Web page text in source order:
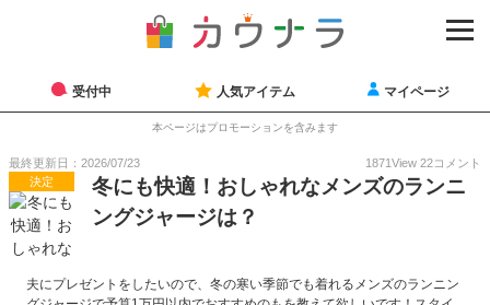
受付中 人気アイテム マイページ
本ページはプロモーションを含みます
最終更新日：2026/07/23 1871View 22コメント
決定
冬にも快適！おしゃれなメンズのランニ
ングジャージは？
夫にプレゼントをしたいので、冬の寒い季節でも着れるメンズのランニン